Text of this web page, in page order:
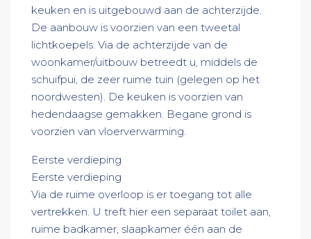
keuken en is uitgebouwd aan de achterzijde.
De aanbouw is voorzien van een tweetal
lichtkoepels. Via de achterzijde van de
woonkamer/uitbouw betreedt u, middels de
schuifpui, de zeer ruime tuin (gelegen op het
noordwesten). De keuken is voorzien van
hedendaagse gemakken. Begane grond is
voorzien van vloerverwarming.
Eerste verdieping
Eerste verdieping
Via de ruime overloop is er toegang tot alle
vertrekken. U treft hier een separaat toilet aan,
ruime badkamer, slaapkamer één aan de